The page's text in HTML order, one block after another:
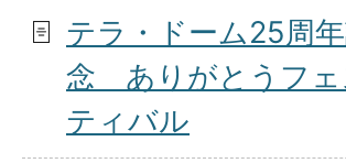
テラ・ドーム25周
念 ありがとうフェ
ティバル